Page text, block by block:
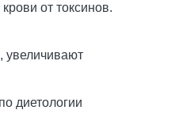
от токсинов.
увеличивают
диетологии